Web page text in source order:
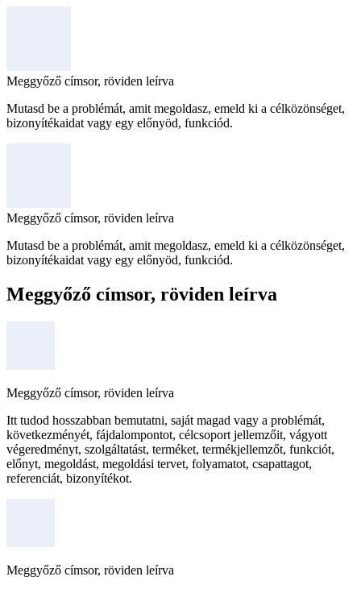
Meggyőző címsor, röviden leírva
Mutasd be a problémát, amit megoldasz, emeld ki a célközönséget,
bizonyítékaidat vagy egy előnyöd, funkciód.
Meggyőző címsor, röviden leírva
Mutasd be a problémát, amit megoldasz, emeld ki a célközönséget,
bizonyítékaidat vagy egy előnyöd, funkciód.
Meggyőző címsor, röviden leírva
Meggyőző címsor, röviden leírva
Itt tudod hosszabban bemutatni, saját magad vagy a problémát,
következményét, fájdalompontot, célcsoport jellemzőit, vágyott
végeredményt, szolgáltatást, terméket, termékjellemzőt, funkciót,
előnyt, megoldást, megoldási tervet, folyamatot, csapattagot,
referenciát, bizonyítékot.
Meggyőző címsor, röviden leírva